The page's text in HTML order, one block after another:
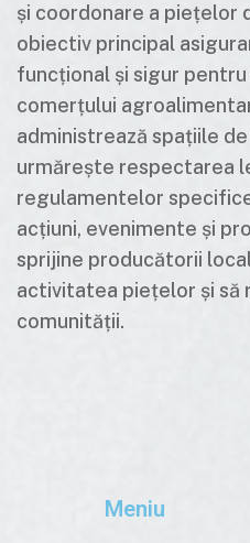
și coordonare a piețelor
obiectiv principal
funcțional și sigur
comerțului
administrează spațiile
urmărește respectarea
regulamentelor
acțiuni, evenimente și
sprijine producătorii
activitatea piețelor și să
comunității.
Meniu